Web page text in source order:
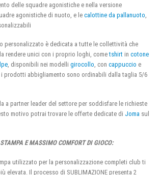
delle squadre agonistiche e nella versione
agonistiche di nuoto, e le calottine da pallanuoto
personalizzato è dedicata a tutte le collettività che
rendere unici con i proprio loghi, cometshirt in cotone
, disponibili nei modelli girocollo , con cappuccio e
i prodotti abbigliamento sono ordinabili dalla taglia 5/6
a partner leader del settore per soddisfare le richieste
motivo potrai trovare le offerte dedicate di Joma sul
E MASSIMO COMFORT DI GIOCO:
utilizzato per la personalizzazione completi club ti
elevata. Il processo di SUBLIMAZIONE presenta 2